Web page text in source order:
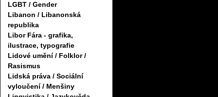
LGBT / Gender
Libanon / Libanonská
republika
Libor Fára - grafika,
ilustrace, typografie
Lidové umění / Folklor /
Rasismus
Lidská práva / Sociální
vyloučení / Menšiny